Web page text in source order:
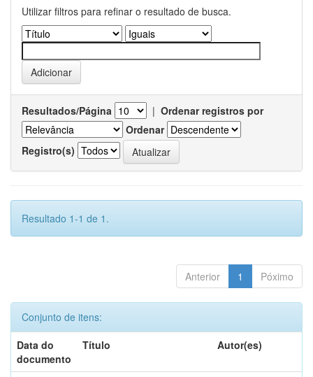
Utilizar filtros para refinar o resultado de busca.
Resultados/Página | Ordenar registros por
Ordenar
Registro(s)
Resultado 1-1 de 1.
Anterior 1 Póximo
Conjunto de itens:
Data do
documento
Título Autor(es)